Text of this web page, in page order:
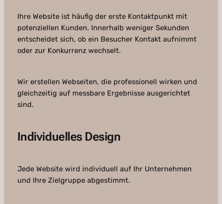
Ihre Website ist häufig der erste Kontaktpunkt mit
potenziellen Kunden. Innerhalb weniger Sekunden
entscheidet sich, ob ein Besucher Kontakt aufnimmt
oder zur Konkurrenz wechselt.
Wir erstellen Webseiten, die professionell wirken und
gleichzeitig auf messbare Ergebnisse ausgerichtet
sind.
Individuelles Design
Jede Website wird individuell auf Ihr Unternehmen
und Ihre Zielgruppe abgestimmt.